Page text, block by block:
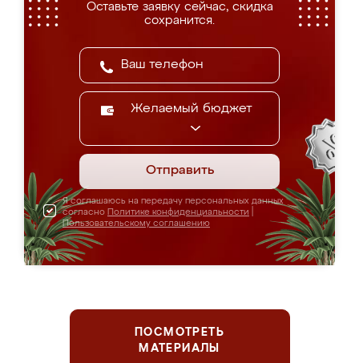
Оставьте заявку сейчас, скидка
сохранится.
Желаемый бюджет
Отправить
Я соглашаюсь на передачу персональных данных
согласно Политике конфиденциальности
Пользовательскому соглашению
ПОСМОТРЕТЬ
МАТЕРИАЛЫ